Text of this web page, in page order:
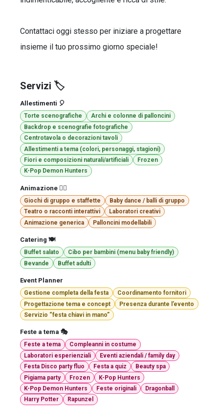
Contattaci oggi stesso per iniziare a progettare
insieme il tuo prossimo giorno speciale!
Servizi 🏷️
Allestimenti 🎈
Torte scenografiche
Archi e colonne di palloncini
Backdrop e scenografie fotografiche
Centrotavola o decorazioni tavoli
Allestimenti a tema (colori, personaggi, stagioni)
Fiori e composizioni naturali/artificiali
Frozen
K-Pop Demon Hunters
Animazione 🤹‍♂️
Giochi di gruppo e staffette
Baby dance / balli di gruppo
Teatro o racconti interattivi
Laboratori creativi
Animazione generica
Palloncini modellabili
Catering 🍽️
Buffet salato
Cibo per bambini (menu baby friendly)
Bevande
Buffet adulti
Event Planner
Gestione completa della festa
Coordinamento fornitori
Progettazione tema e concept
Presenza durante l’evento
Servizio “festa chiavi in mano”
Feste a tema 🎭
Feste a tema
Compleanni in costume
Laboratori esperienziali
Eventi aziendali / family day
Festa Disco party fluo
Festa a quiz
Beauty spa
Pigiama party
Frozen
K-Pop Hunters
K-Pop Demon Hunters
Feste originali
Dragonball
Harry Potter
Rapunzel